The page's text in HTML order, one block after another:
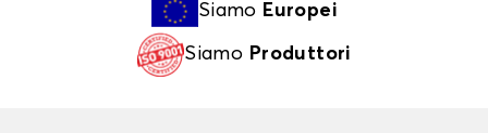
Siamo Europei
Siamo Produttori